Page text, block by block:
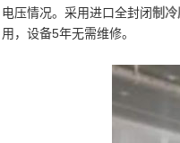
电压情况。采用进口全封闭制冷
用，设备5年无需维修。